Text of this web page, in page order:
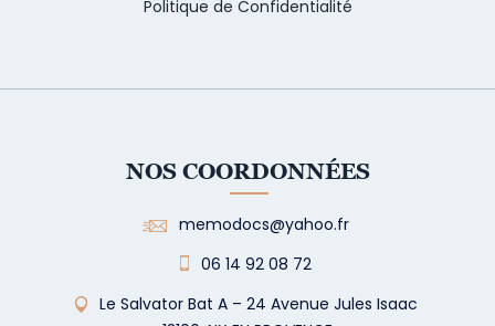
Politique de Confidentialité
NOS COORDONNÉES
memodocs@yahoo.fr
06 14 92 08 72
Le Salvator Bat A – 24 Avenue Jules Isaac